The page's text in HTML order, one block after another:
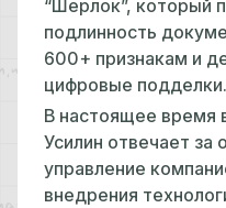
“Шерлок”, который
подлинность
600+ признакам и
цифровые подделки.
В настоящее время
Усилин отвечает за
управление
внедрения